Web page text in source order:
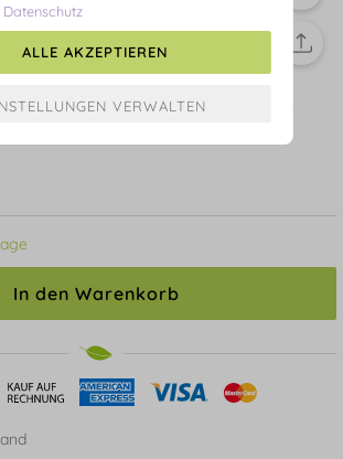
mit Diamanten, 18 Karat
In den Warenkorb
Datenschutz
ALLE AKZEPTIEREN